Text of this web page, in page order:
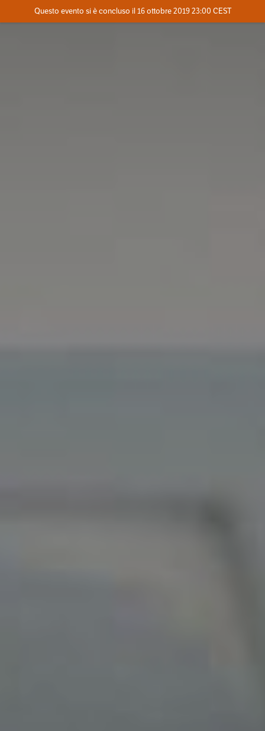
Dove
Questo evento si è concluso il 16 ottobre 2019 23:00 CEST